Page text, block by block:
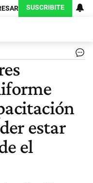
SUSCRIBITE
estar
el